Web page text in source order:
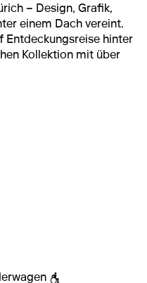
– Design, Grafik,
einem Dach vereint.
Entdeckungsreise hinter
Kollektion mit über